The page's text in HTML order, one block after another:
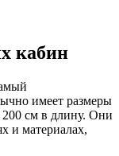
кабин
имеет размеры
см в длину. Они
и материалах,